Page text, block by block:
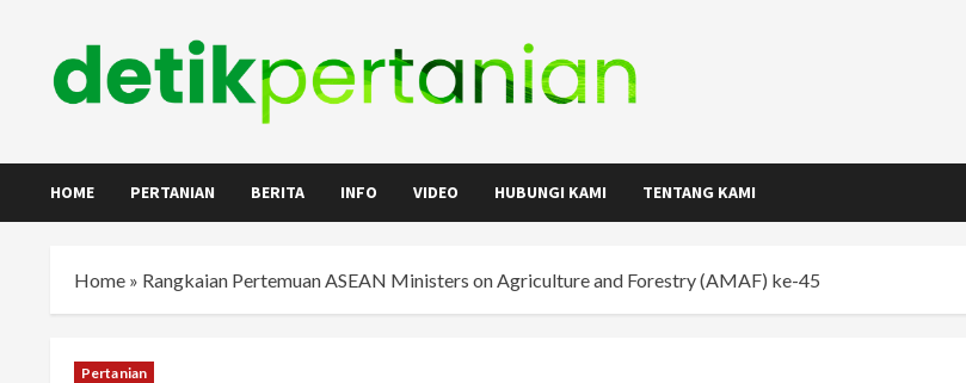
content
HOME PERTANIAN BERITA INFO VIDEO HUBUNGI KAMI TENTANG KAMI
Home » Rangkaian Pertemuan ASEAN Ministers on Agriculture and Forestry (AMAF) ke-45
Pertanian